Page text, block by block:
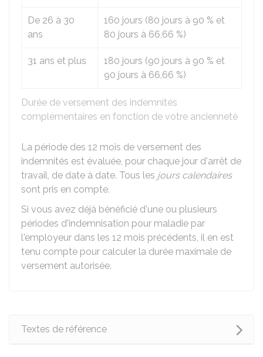
Durée de versement des indemnités
complémentaires en fonction de votre ancienneté
De 26 à 30
ans
160 jours (80 jours à 90 % et
80 jours à 66,66 %)
31 ans et plus 180 jours (90 jours à 90 % et
90 jours à 66,66 %)
La période des 12 mois de versement des
indemnités est évaluée, pour chaque jour d'arrêt de
travail, de date à date. Tous les jours calendaires
sont pris en compte.
Si vous avez déjà bénéficié d'une ou plusieurs
périodes d'indemnisation pour maladie par
l'employeur dans les 12 mois précédents, il en est
tenu compte pour calculer la durée maximale de
versement autorisée.
Textes de référence